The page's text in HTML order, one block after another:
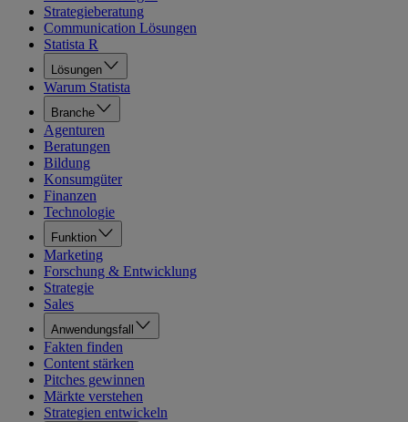
Strategieberatung
Communication Lösungen
Statista R
Lösungen
Warum Statista
Branche
Agenturen
Beratungen
Bildung
Konsumgüter
Finanzen
Technologie
Funktion
Marketing
Forschung & Entwicklung
Strategie
Sales
Anwendungsfall
Fakten finden
Content stärken
Pitches gewinnen
Märkte verstehen
Strategien entwickeln